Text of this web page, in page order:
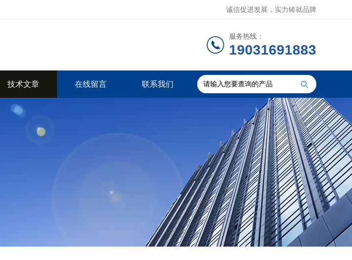
诚信促进发展，实力铸就品牌
服务热线：
19031691883
技术文章 在线留言 联系我们